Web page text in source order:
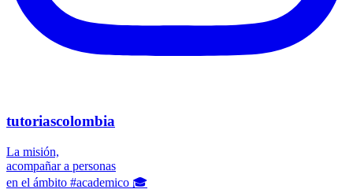
tutoriascolombia
La misión,
acompañar a personas
en el ámbito #academico 🎓